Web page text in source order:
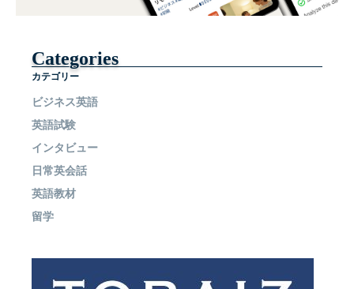
Categories
カテゴリー
ビジネス英語
英語試験
インタビュー
日常英会話
英語教材
留学